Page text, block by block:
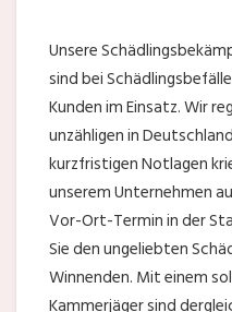
Unsere
sind bei
Kunden im Einsatz. Wir
unzähligen in
kurzfristigen Notlagen
unserem Unternehmen
Vor-Ort-Termin in der
Sie den ungeliebten
Winnenden. Mit einem
Kammerjäger sind